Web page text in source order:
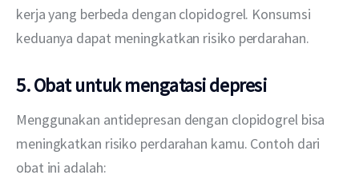
kerja yang berbeda dengan clopidogrel. Konsumsi
keduanya dapat meningkatkan risiko perdarahan.
5. Obat untuk mengatasi depresi
Menggunakan antidepresan dengan clopidogrel bisa
meningkatkan risiko perdarahan kamu. Contoh dari
obat ini adalah: